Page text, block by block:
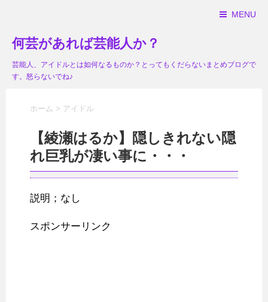
MENU
何芸があれば芸能人か？
芸能人、アイドルとは如何なるものか？とってもくだらないまとめブログで
す。怒らないでね♪
ホーム > アイドル
【綾瀬はるか】隠しきれない隠
れ巨乳が凄い事に・・・
説明；なし
スポンサーリンク